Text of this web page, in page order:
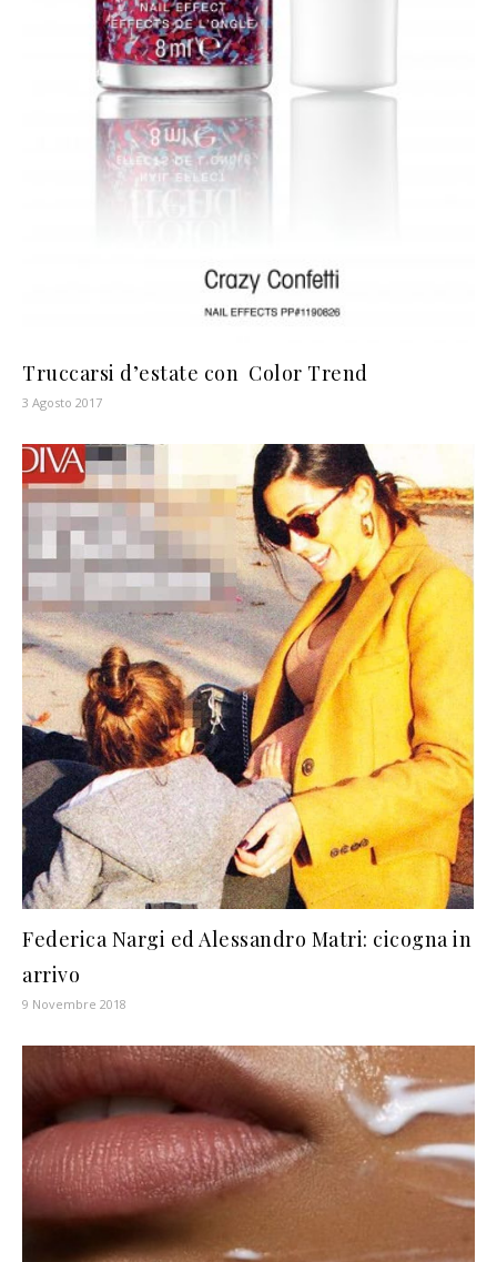
Truccarsi d’estate con Color Trend
3 Agosto 2017
Federica Nargi ed Alessandro Matri: cicogna in
arrivo
9 Novembre 2018